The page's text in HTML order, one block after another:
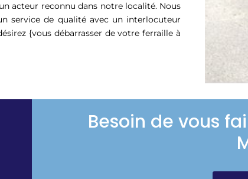
acteur reconnu dans notre localité. Nous
service de qualité avec un interlocuteur
{vous débarrasser de votre ferraille à
Besoin de vous